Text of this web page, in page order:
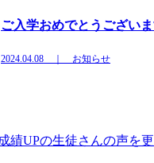
ご入学おめでとうございま
2024.04.08 ｜ お知らせ